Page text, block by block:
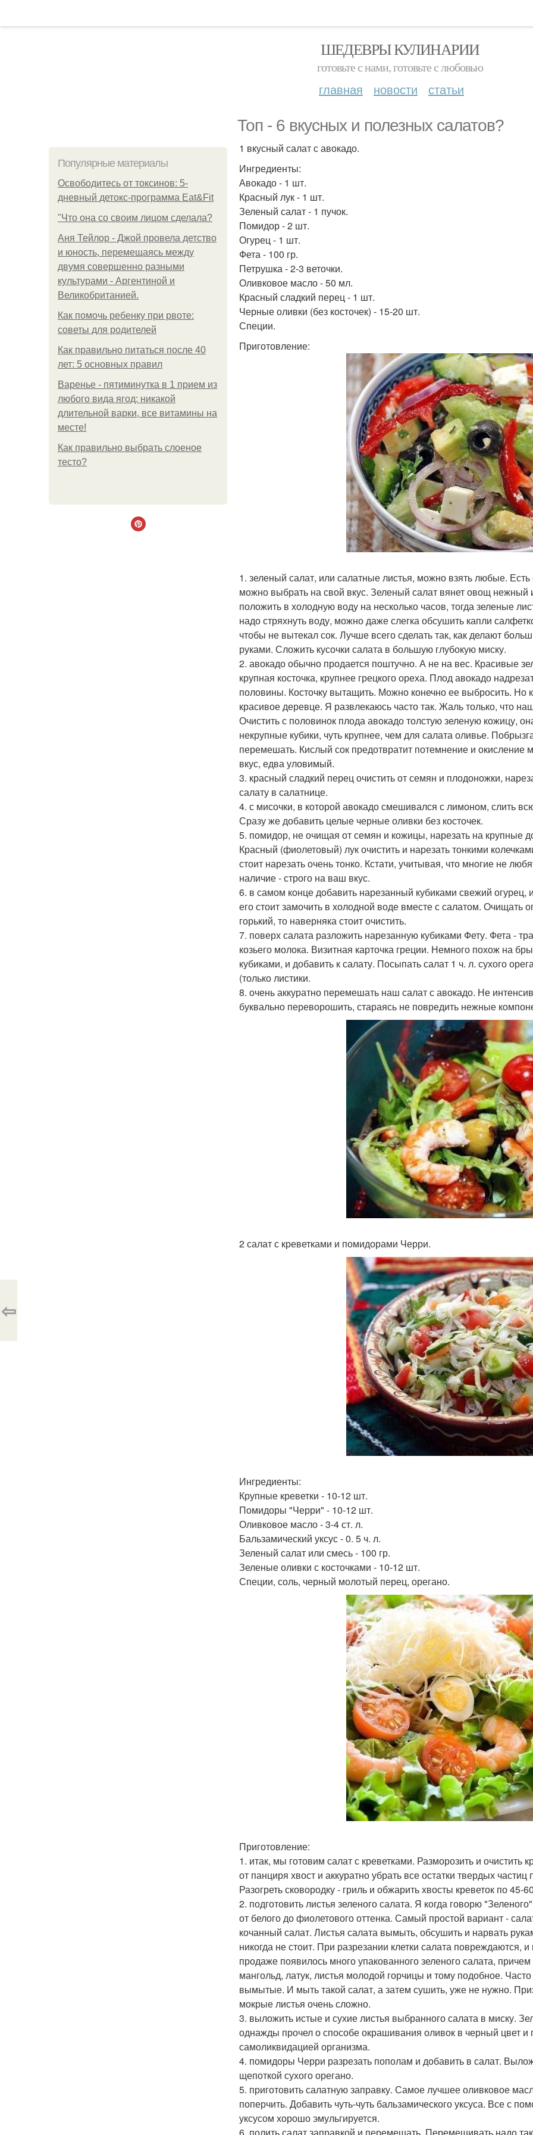
ШЕДЕВРЫ КУЛИНАРИИ
готовьте с нами, готовьте с любовью
главная новости статьи
Топ - 6 вкусных и полезных салатов?
Популярные материалы
Освободитесь от токсинов: 5-
дневный детокс-программа Eat&Fit
"Что она со своим лицом сделала?
Аня Тейлор - Джой провела детство
и юность, перемещаясь между
двумя совершенно разными
культурами - Аргентиной и
Великобританией.
Как помочь ребенку при рвоте:
советы для родителей
Как правильно питаться после 40
лет: 5 основных правил
Варенье - пятиминутка в 1 прием из
любого вида ягод: никакой
длительной варки, все витамины на
месте!
Как правильно выбрать слоеное
тесто?
1 вкусный салат с авокадо.
Ингредиенты:
Авокадо - 1 шт.
Красный лук - 1 шт.
Зеленый салат - 1 пучок.
Помидор - 2 шт.
Огурец - 1 шт.
Фета - 100 гр.
Петрушка - 2-3 веточки.
Оливковое масло - 50 мл.
Красный сладкий перец - 1 шт.
Черные оливки (без косточек) - 15-20 шт.
Специи.
Приготовление:
1. зеленый салат, или салатные листья, можно взять любые.
можно выбрать на свой вкус. Зеленый салат вянет овощ нежный
положить в холодную воду на несколько часов, тогда зеленые
надо стряхнуть воду, можно даже слегка обсушить капли
чтобы не вытекал сок. Лучше всего сделать так, как делают
руками. Сложить кусочки салата в большую глубокую миску.
2. авокадо обычно продается поштучно. А не на вес. Красивые
крупная косточка, крупнее грецкого ореха. Плод авокадо
половины. Косточку вытащить. Можно конечно ее выбросить. Но
красивое деревце. Я развлекаюсь часто так. Жаль только, что
Очистить с половинок плода авокадо толстую зеленую кожицу,
некрупные кубики, чуть крупнее, чем для салата оливье.
перемешать. Кислый сок предотвратит потемнение и окисление
вкус, едва уловимый.
3. красный сладкий перец очистить от семян и плодоножки,
салату в салатнице.
4. с мисочки, в которой авокадо смешивался с лимоном, слить
Сразу же добавить целые черные оливки без косточек.
5. помидор, не очищая от семян и кожицы, нарезать на крупные
Красный (фиолетовый) лук очистить и нарезать тонкими
стоит нарезать очень тонко. Кстати, учитывая, что многие не
наличие - строго на ваш вкус.
6. в самом конце добавить нарезанный кубиками свежий огурец,
его стоит замочить в холодной воде вместе с салатом. Очищать
горький, то наверняка стоит очистить.
7. поверх салата разложить нарезанную кубиками Фету. Фета -
козьего молока. Визитная карточка греции. Немного похож на
кубиками, и добавить к салату. Посыпать салат 1 ч. л. сухого
(только листики.
8. очень аккуратно перемешать наш салат с авокадо. Не
буквально переворошить, стараясь не повредить нежные
2 салат с креветками и помидорами Черри.
Ингредиенты:
Крупные креветки - 10-12 шт.
Помидоры "Черри" - 10-12 шт.
Оливковое масло - 3-4 ст. л.
Бальзамический уксус - 0. 5 ч. л.
Зеленый салат или смесь - 100 гр.
Зеленые оливки с косточками - 10-12 шт.
Специи, соль, черный молотый перец, орегано.
Приготовление:
1. итак, мы готовим салат с креветками. Разморозить и очистить
от панциря хвост и аккуратно убрать все остатки твердых
Разогреть сковородку - гриль и обжарить хвосты креветок по 45-
2. подготовить листья зеленого салата. Я когда говорю
от белого до фиолетового оттенка. Самый простой вариант -
кочанный салат. Листья салата вымыть, обсушить и нарвать
никогда не стоит. При разрезании клетки салата повреждаются,
продаже появилось много упакованного зеленого салата,
мангольд, латук, листья молодой горчицы и тому подобное.
вымытые. И мыть такой салат, а затем сушить, уже не нужно.
мокрые листья очень сложно.
3. выложить истые и сухие листья выбранного салата в миску.
однажды прочел о способе окрашивания оливок в черный цвет
самоликвидацией организма.
4. помидоры Черри разрезать пополам и добавить в салат.
щепоткой сухого орегано.
5. приготовить салатную заправку. Самое лучшее оливковое
поперчить. Добавить чуть-чуть бальзамического уксуса. Все с
уксусом хорошо эмульгируется.
⇦